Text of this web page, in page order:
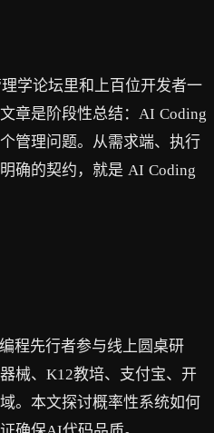
学论坛里和上百位开发者一
章是阶段性总结：AI Coding
管理问题。从需求端、执行
确的契约，就是 AI Coding
程先行者参与线上圆桌研
械、K12教培、支付宝、开
。本文探讨概率性系统如何